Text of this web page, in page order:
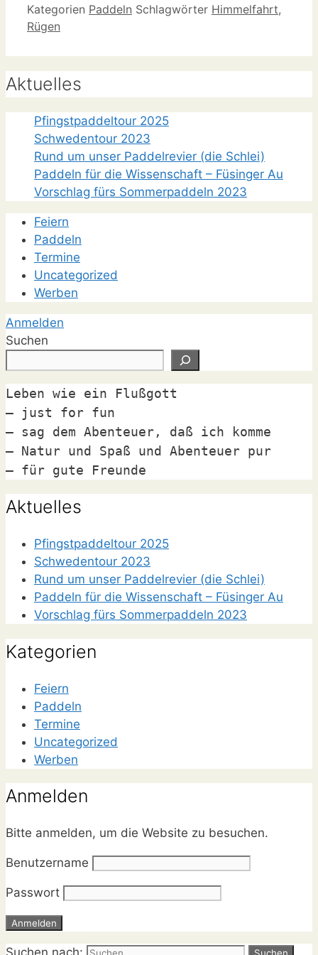
Glewitzer Fähre
Kategorien Paddeln Schlagwörter Himmelfahrt,
Rügen
Aktuelles
Pfingstpaddeltour 2025
Schwedentour 2023
Rund um unser Paddelrevier (die Schlei)
Paddeln für die Wissenschaft – Füsinger Au
Vorschlag fürs Sommerpaddeln 2023
Feiern
Paddeln
Termine
Uncategorized
Werben
Anmelden
Suchen
Leben wie ein Flußgott
– just for fun
– sag dem Abenteuer, daß ich komme
– Natur und Spaß und Abenteuer pur
– für gute Freunde
Aktuelles
Pfingstpaddeltour 2025
Schwedentour 2023
Rund um unser Paddelrevier (die Schlei)
Paddeln für die Wissenschaft – Füsinger Au
Vorschlag fürs Sommerpaddeln 2023
Kategorien
Feiern
Paddeln
Termine
Uncategorized
Werben
Anmelden
Bitte anmelden, um die Website zu besuchen.
Benutzername
Passwort